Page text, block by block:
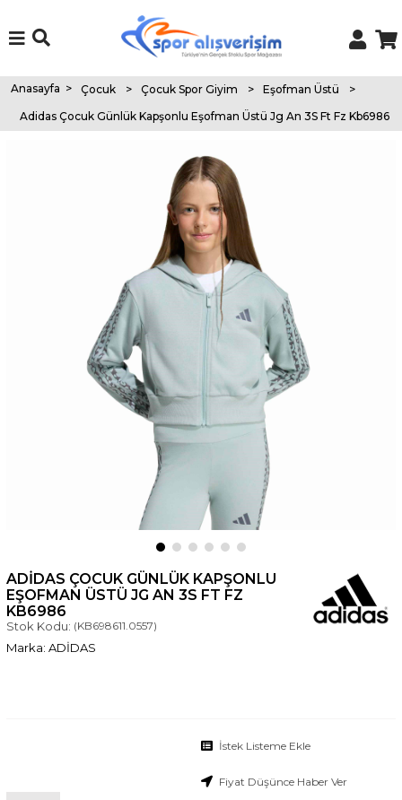
Anasayfa > Çocuk > Çocuk Spor Giyim > Eşofman Üstü
>
Adidas Çocuk Günlük Kapşonlu Eşofman Üstü Jg An 3S Ft Fz Kb6986
ADIDAS ÇOCUK GÜNLÜK KAPŞONLU
EŞOFMAN ÜSTÜ JG AN 3S FT FZ
KB6986
Stok Kodu: (KB698611.0557)
ADİDAS
İstek Listeme Ekle
Fiyat Düşünce Haber Ver